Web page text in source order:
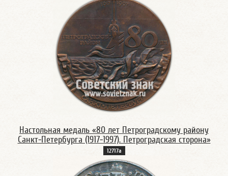
Настольная медаль «80 лет Петроградскому району
Санкт-Петербурга (1917-1997). Петроградская сторона»
12717а